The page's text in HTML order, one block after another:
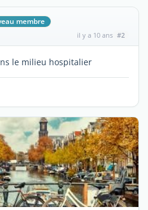
membre
il y a 10 ans #2
le milieu hospitalier